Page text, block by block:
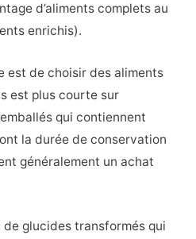
d’aliments complets au
enrichis).
est de choisir des aliments
est plus courte sur
qui contiennent
la durée de conservation
généralement un achat
de glucides transformés qui